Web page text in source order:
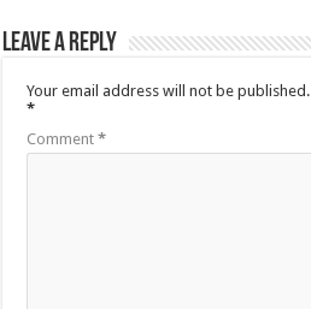
Leave a Reply
Your email address will not be published.
*
Comment*